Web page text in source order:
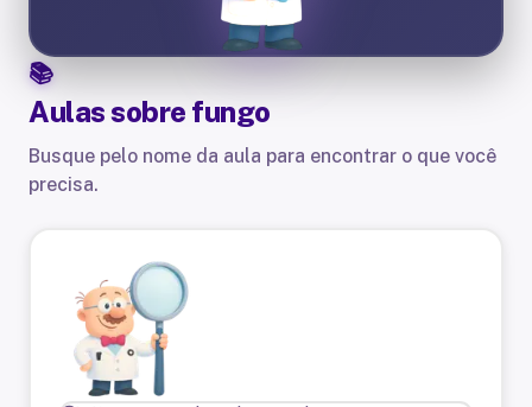
Aulas sobre fungo
Busque pelo nome da aula para encontrar o que você
precisa.